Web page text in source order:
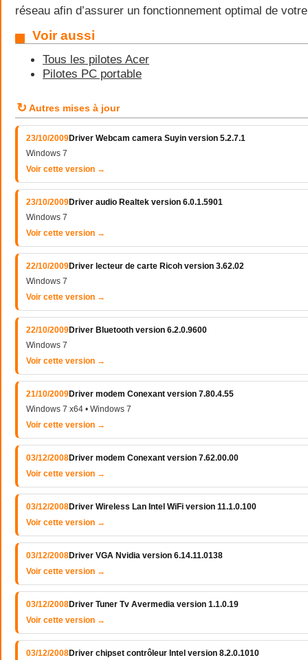
réseau afin d’assurer un fonctionnement optimal de
Voir aussi
Tous les pilotes Acer
Pilotes PC portable
↻ Autres mises à jour
23/10/2009Driver Webcam camera Suyin version 5.2.7.1
Windows 7
Voir cette version →
23/10/2009Driver audio Realtek version 6.0.1.5901
Windows 7
Voir cette version →
22/10/2009Driver lecteur de carte Ricoh version 3.62.02
Windows 7
Voir cette version →
22/10/2009Driver Bluetooth version 6.2.0.9600
Windows 7
Voir cette version →
21/10/2009Driver modem Conexant version 7.80.4.55
Windows 7 x64 • Windows 7
Voir cette version →
03/12/2008Driver modem Conexant version 7.62.00.00
Voir cette version →
03/12/2008Driver Wireless Lan Intel WiFi version 11.1.0.100
Voir cette version →
03/12/2008Driver VGA Nvidia version 6.14.11.0138
Voir cette version →
03/12/2008Driver Tuner Tv Avermedia version 1.1.0.19
Voir cette version →
03/12/2008Driver chipset contrôleur Intel version 8.2.0.1010